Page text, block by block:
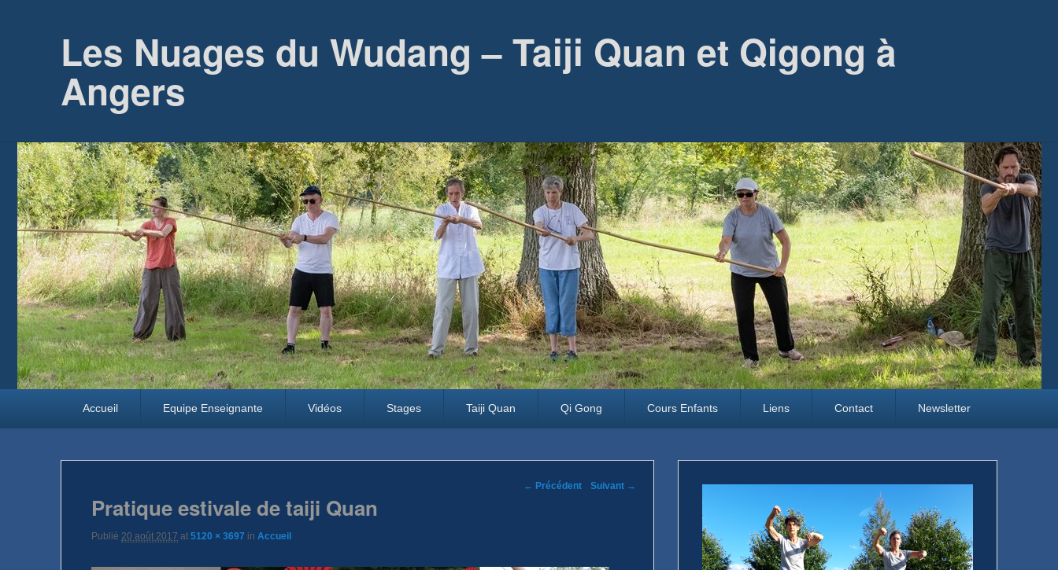
Les Nuages du Wudang – Taiji Quan et Qigong à
Angers
Accueil Equipe Enseignante Vidéos Stages Taiji Quan Qi Gong Cours Enfants Liens Contact Newsletter
Parcourir les 'images
← Précédent Suivant →
Pratique estivale de taiji Quan
Publié 20 août 2017 at 5120 × 3697 in Accueil